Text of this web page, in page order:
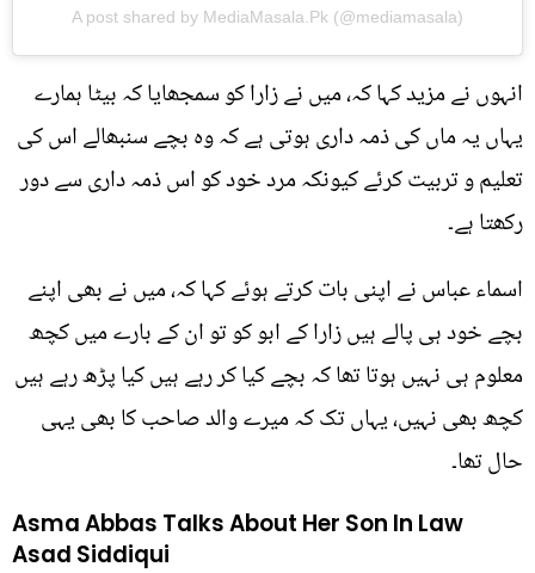
A post shared by MediaMasala.Pk (@mediamasala)
انہوں نے مزید کہا کہ، میں نے زارا کو سمجھایا کہ بیٹا ہمارے
یہاں یہ ماں کی ذمہ داری ہوتی ہے کہ وہ بچے سنبھالے اس کی
تعلیم و تربیت کرئے کیونکہ مرد خود کو اس ذمہ داری سے دور
رکھتا ہے۔
اسماء عباس نے اپنی بات کرتے ہوئے کہا کہ، میں نے بھی اپنے
بچے خود ہی پالے ہیں زارا کے ابو کو تو ان کے بارے میں کچھ
معلوم ہی نہیں ہوتا تھا کہ بچے کیا کر رہے ہیں کیا پڑھ رہے ہیں
کچھ بھی نہیں، یہاں تک کہ میرے والد صاحب کا بھی یہی
حال تھا۔
Asma Abbas Talks About Her Son In Law
Asad Siddiqui